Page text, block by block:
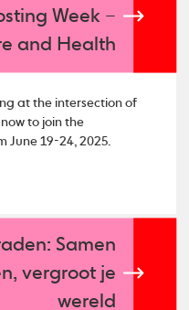
Week –
and Health
at the intersection of
to join the
June 19-24, 2025.
Samen
vergroot je
wereld